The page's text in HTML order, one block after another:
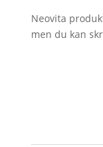
Neovita
men du kan